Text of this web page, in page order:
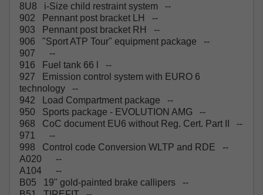
8U8 i-Size child restraint system --
902 Pennant post bracket LH --
903 Pennant post bracket RH --
906 "Sport ATP Tour" equipment package --
907 --
916 Fuel tank 66 l --
927 Emission control system with EURO 6
technology --
942 Load Compartment package --
950 Sports package - EVOLUTION AMG --
968 CoC document EU6 without Reg. Cert. Part II --
971 --
998 Control code Conversion WLTP and RDE --
A020 --
A104 --
B05 19" gold-painted brake callipers --